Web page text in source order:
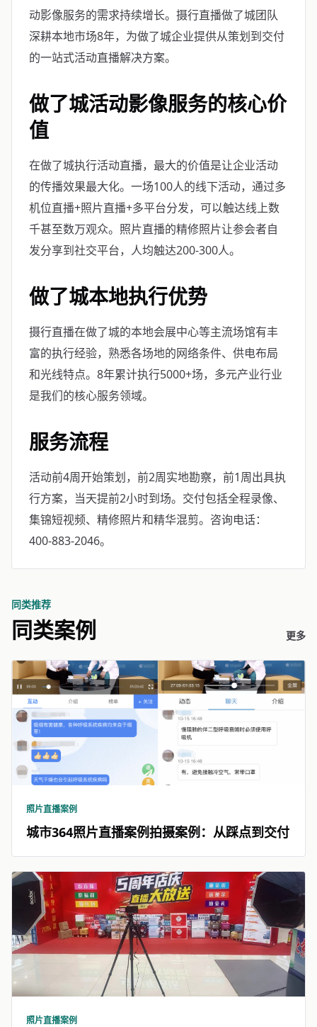
动影像服务的需求持续增长。摄行直播做了城团队
深耕本地市场8年，为做了城企业提供从策划到交付
的一站式活动直播解决方案。
做了城活动影像服务的核心价
值
在做了城执行活动直播，最大的价值是让企业活动
的传播效果最大化。一场100人的线下活动，通过多
机位直播+照片直播+多平台分发，可以触达线上数
千甚至数万观众。照片直播的精修照片让参会者自
发分享到社交平台，人均触达200-300人。
做了城本地执行优势
摄行直播在做了城的本地会展中心等主流场馆有丰
富的执行经验，熟悉各场地的网络条件、供电布局
和光线特点。8年累计执行5000+场，多元产业行业
是我们的核心服务领域。
服务流程
活动前4周开始策划，前2周实地勘察，前1周出具执
行方案，当天提前2小时到场。交付包括全程录像、
集锦短视频、精修照片和精华混剪。咨询电话：
400-883-2046。
同类推荐
同类案例 更多
照片直播案例
城市364照片直播案例拍摄案例：从踩点到交付
照片直播案例